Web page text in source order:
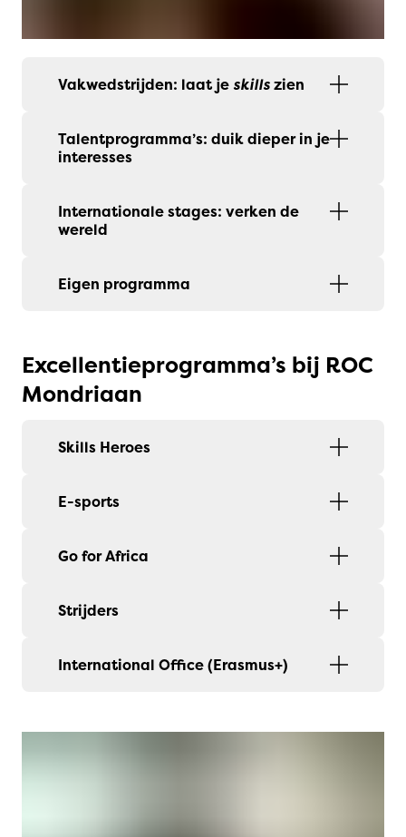
Vakwedstrijden: laat je skillszien
Talentprogramma’s: duik dieper in je
interesses
Internationale stages: verken de
wereld
Eigen programma
Excellentieprogramma’s bij ROC
Mondriaan
Skills Heroes
E-sports
Go for Africa
Strijders
International Office (Erasmus+)